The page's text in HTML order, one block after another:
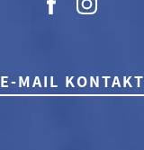
E-MAIL KONTAKT